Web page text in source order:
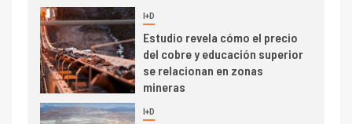
5 I+D
Estudio revela cómo el precio
del cobre y educación superior
se relacionan en zonas
mineras
6 I+D